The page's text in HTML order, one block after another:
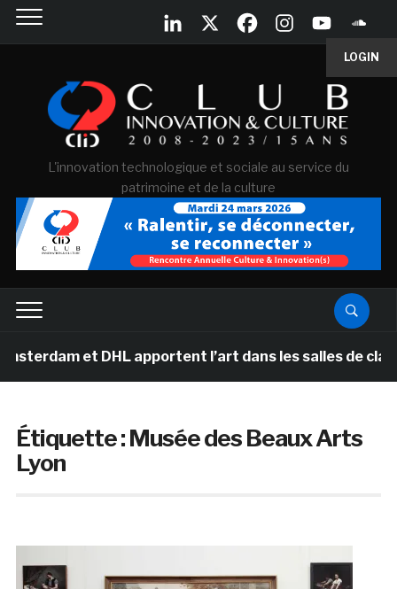
LOGIN
L'innovation technologique et sociale au service du
patrimoine et de la culture
et DHL apportent l’art dans les salles de classe des
Étiquette :Musée des Beaux Arts
Lyon